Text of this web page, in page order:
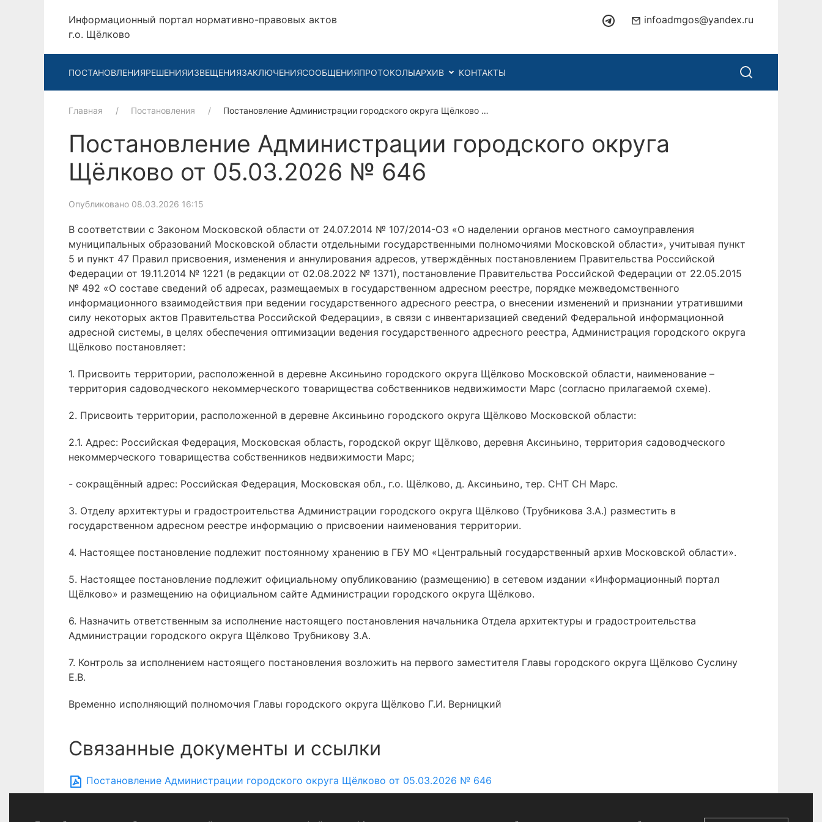
Информационный портал нормативно-правовых актов
г.о. Щёлково
infoadmgos@yandex.ru
ПОСТАНОВЛЕНИЯРЕШЕНИЯИЗВЕЩЕНИЯЗАКЛЮЧЕНИЯСООБЩЕНИЯПРОТОКОЛЫАРХИВ КОНТАКТЫ
Главная Постановления Постановление Администрации городского округа Щёлково …
Постановление Администрации городского округа
Щёлково от 05.03.2026 № 646
Опубликовано 08.03.2026 16:15
В соответствии с Законом Московской области от 24.07.2014 № 107/2014-ОЗ «О наделении органов местного самоуправления
муниципальных образований Московской области отдельными государственными полномочиями Московской области», учитывая пункт
5 и пункт 47 Правил присвоения, изменения и аннулирования адресов, утверждённых постановлением Правительства Российской
Федерации от 19.11.2014 № 1221 (в редакции от 02.08.2022 № 1371), постановление Правительства Российской Федерации от 22.05.2015
№ 492 «О составе сведений об адресах, размещаемых в государственном адресном реестре, порядке межведомственного
информационного взаимодействия при ведении государственного адресного реестра, о внесении изменений и признании утратившими
силу некоторых актов Правительства Российской Федерации», в связи с инвентаризацией сведений Федеральной информационной
адресной системы, в целях обеспечения оптимизации ведения государственного адресного реестра, Администрация городского округа
Щёлково постановляет:
1. Присвоить территории, расположенной в деревне Аксиньино городского округа Щёлково Московской области, наименование –
территория садоводческого некоммерческого товарищества собственников недвижимости Марс (согласно прилагаемой схеме).
2. Присвоить территории, расположенной в деревне Аксиньино городского округа Щёлково Московской области:
2.1. Адрес: Российская Федерация, Московская область, городской округ Щёлково, деревня Аксиньино, территория садоводческого
некоммерческого товарищества собственников недвижимости Марс;
- сокращённый адрес: Российская Федерация, Московская обл., г.о. Щёлково, д. Аксиньино, тер. СНТ СН Марс.
3. Отделу архитектуры и градостроительства Администрации городского округа Щёлково (Трубникова З.А.) разместить в
государственном адресном реестре информацию о присвоении наименования территории.
4. Настоящее постановление подлежит постоянному хранению в ГБУ МО «Центральный государственный архив Московской области».
5. Настоящее постановление подлежит официальному опубликованию (размещению) в сетевом издании «Информационный портал
Щёлково» и размещению на официальном сайте Администрации городского округа Щёлково.
6. Назначить ответственным за исполнение настоящего постановления начальника Отдела архитектуры и градостроительства
Администрации городского округа Щёлково Трубникову З.А.
7. Контроль за исполнением настоящего постановления возложить на первого заместителя Главы городского округа Щёлково Суслину
Е.В.
Временно исполняющий полномочия Главы городского округа Щёлково Г.И. Верницкий
Связанные документы и ссылки
Постановление Администрации городского округа Щёлково от 05.03.2026 № 646